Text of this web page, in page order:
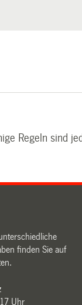
Regeln sind
finden Sie auf
Uhr